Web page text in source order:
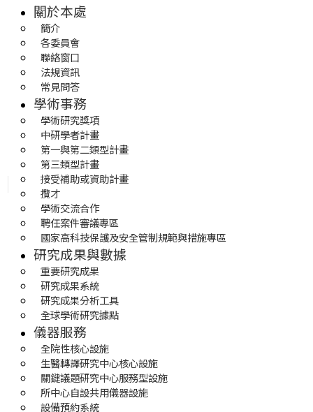
關於本處
簡介
各委員會
聯絡窗口
法規資訊
常見問答
學術事務
學術研究獎項
中研學者計畫
第一與第二類型計畫
第三類型計畫
接受補助或資助計畫
攬才
學術交流合作
聘任案件審議專區
國家高科技保護及安全管制規範與措施專區
研究成果與數據
重要研究成果
研究成果系統
研究成果分析工具
全球學術研究據點
儀器服務
全院性核心設施
生醫轉譯研究中心核心設施
關鍵議題研究中心服務型設施
所中心自設共用儀器設施
設備預約系統